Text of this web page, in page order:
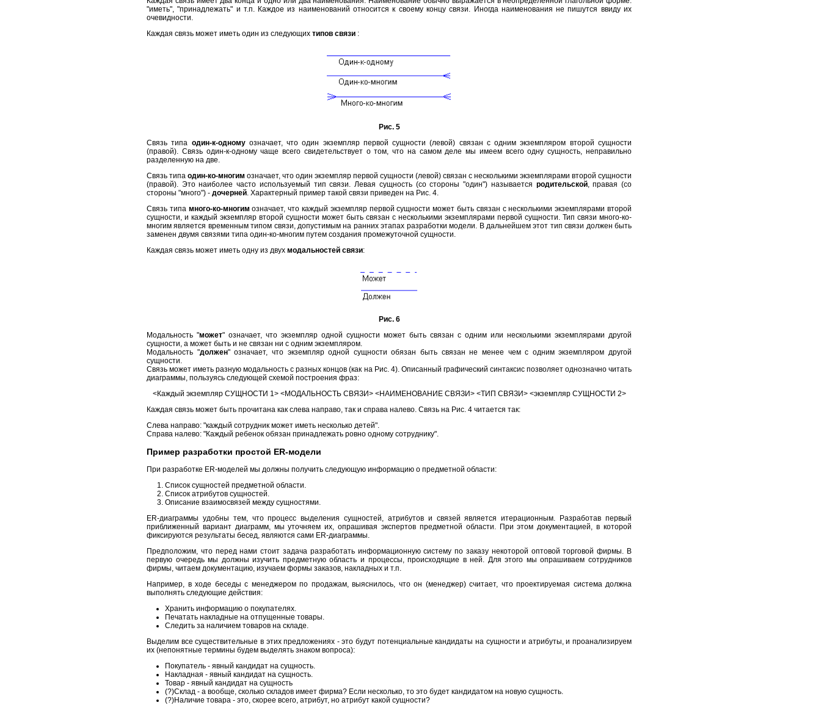
"иметь", "принадлежать" и т.п. Каждое из наименований относится к своему концу связи. Иногда наименования не пишутся ввиду их
очевидности.
Каждая связь может иметь один из следующих типов связи :
Рис. 5
Связь типа один-к-одному означает, что один экземпляр первой сущности (левой) связан с одним экземпляром второй сущности
(правой). Связь один-к-одному чаще всего свидетельствует о том, что на самом деле мы имеем всего одну сущность, неправильно
разделенную на две.
Связь типа один-ко-многим означает, что один экземпляр первой сущности (левой) связан с несколькими экземплярами второй сущности
(правой). Это наиболее часто используемый тип связи. Левая сущность (со стороны "один") называется родительской, правая (со
стороны "много") - дочерней . Характерный пример такой связи приведен на Рис. 4.
Связь типа много-ко-многимозначает, что каждый экземпляр первой сущности может быть связан с несколькими экземплярами второй
сущности, и каждый экземпляр второй сущности может быть связан с несколькими экземплярами первой сущности. Тип связи много-ко-
многим является временным типом связи, допустимым на ранних этапах разработки модели. В дальнейшем этот тип связи должен быть
заменен двумя связями типа один-ко-многим путем создания промежуточной сущности.
Каждая связь может иметь одну из двух модальностей связи:
Рис. 6
Модальность "может" означает, что экземпляр одной сущности может быть связан с одним или несколькими экземплярами другой
сущности, а может быть и не связан ни с одним экземпляром.
Модальность "должен" означает, что экземпляр одной сущности обязан быть связан не менее чем с одним экземпляром другой
сущности.
Связь может иметь разную модальность с разных концов (как на Рис. 4). Описанный графический синтаксис позволяет однозначно читать
диаграммы, пользуясь следующей схемой построения фраз:
<Каждый экземпляр СУЩНОСТИ 1> <МОДАЛЬНОСТЬ СВЯЗИ> <НАИМЕНОВАНИЕ СВЯЗИ> <ТИП СВЯЗИ> <экземпляр СУЩНОСТИ 2>
Каждая связь может быть прочитана как слева направо, так и справа налево. Связь на Рис. 4 читается так:
Слева направо: "каждый сотрудник может иметь несколько детей".
Справа налево: "Каждый ребенок обязан принадлежать ровно одному сотруднику".
Пример разработки простой ER-модели
При разработке ER-моделей мы должны получить следующую информацию о предметной области:
Список сущностей предметной области.
Список атрибутов сущностей.
Описание взаимосвязей между сущностями.
ER-диаграммы удобны тем, что процесс выделения сущностей, атрибутов и связей является итерационным. Разработав первый
приближенный вариант диаграмм, мы уточняем их, опрашивая экспертов предметной области. При этом документацией, в которой
фиксируются результаты бесед, являются сами ER-диаграммы.
Предположим, что перед нами стоит задача разработать информационную систему по заказу некоторой оптовой торговой фирмы. В
первую очередь мы должны изучить предметную область и процессы, происходящие в ней. Для этого мы опрашиваем сотрудников
фирмы, читаем документацию, изучаем формы заказов, накладных и т.п.
Например, в ходе беседы с менеджером по продажам, выяснилось, что он (менеджер) считает, что проектируемая система должна
выполнять следующие действия:
Хранить информацию о покупателях.
Печатать накладные на отпущенные товары.
Следить за наличием товаров на складе.
Выделим все существительные в этих предложениях - это будут потенциальные кандидаты на сущности и атрибуты, и проанализируем
их (непонятные термины будем выделять знаком вопроса):
Покупатель - явный кандидат на сущность.
Накладная - явный кандидат на сущность.
Товар - явный кандидат на сущность
(?)Склад - а вообще, сколько складов имеет фирма? Если несколько, то это будет кандидатом на новую сущность.
(?)Наличие товара - это, скорее всего, атрибут, но атрибут какой сущности?